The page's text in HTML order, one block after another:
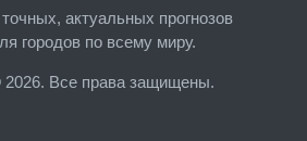
актуальных прогнозов
городов по всему миру.
2026. Все права защищены.